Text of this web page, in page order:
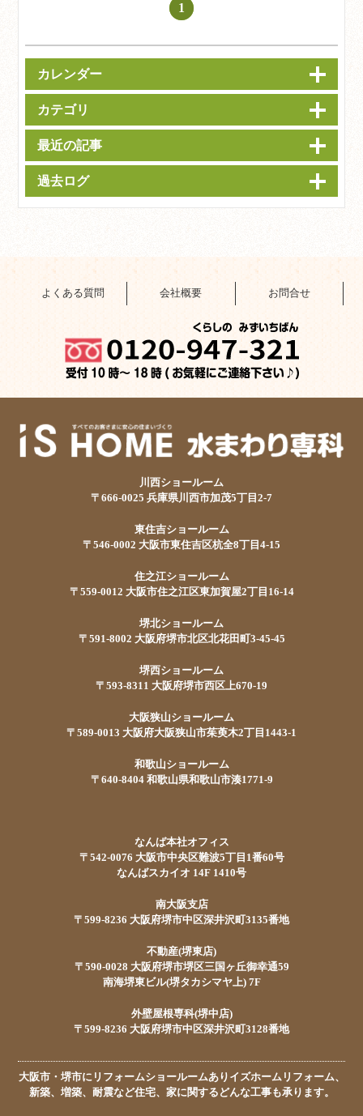
1
カレンダー
カテゴリ
最近の記事
過去ログ
よくある質問 会社概要 お問合せ
川西ショールーム
〒666-0025 兵庫県川西市加茂5丁目2-7
東住吉ショールーム
〒546-0002 大阪市東住吉区杭全8丁目4-15
住之江ショールーム
〒559-0012 大阪市住之江区東加賀屋2丁目16-14
堺北ショールーム
〒591-8002 大阪府堺市北区北花田町3-45-45
堺西ショールーム
〒593-8311 大阪府堺市西区上670-19
大阪狭山ショールーム
〒589-0013 大阪府大阪狭山市茱萸木2丁目1443-1
和歌山ショールーム
〒640-8404 和歌山県和歌山市湊1771-9
なんば本社オフィス
〒542-0076 大阪市中央区難波5丁目1番60号
なんばスカイオ 14F 1410号
南大阪支店
〒599-8236 大阪府堺市中区深井沢町3135番地
不動産(堺東店)
〒590-0028 大阪府堺市堺区三国ヶ丘御幸通59
南海堺東ビル(堺タカシマヤ上) 7F
外壁屋根専科(堺中店)
〒599-8236 大阪府堺市中区深井沢町3128番地
大阪市・堺市にリフォームショールームありイズホームリフォーム、
新築、増築、耐震など住宅、家に関するどんな工事も承ります。